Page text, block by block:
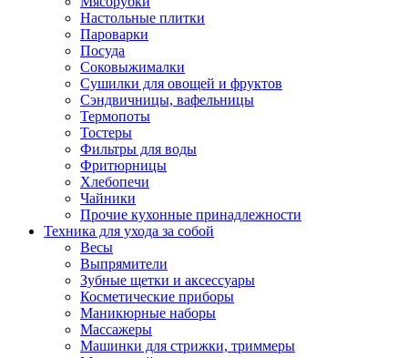
Зависимые комплекты
Посудомоечные машины встраиваемые
Стиральные машины встраиваемые
Холодильники встраиваемые
Техника для дома
Пылесосы
Утюги
Оверлоки
Настольные лампы
Часы
Стеклоочистители
Машинки для снятия катышков
Сушилки для белья и обуви
Климатическая техника
Настольные плитки
Пароварки
Посуда
Соковыжималки
Сушилки для овощей и фруктов
Сэндвичницы, вафельницы
Термопоты
Тостеры
Фильтры для воды
Фритюрницы
Хлебопечи
Чайники
Прочие кухонные принадлежности
Техника для ухода за собой
Весы
Выпрямители
Зубные щетки и аксессуары
Косметические приборы
Маникюрные наборы
Массажеры
Машинки для стрижки, триммеры